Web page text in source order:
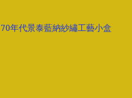
70年代景泰藍納紗繡工藝小盒